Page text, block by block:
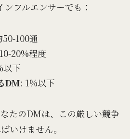
フルエンサーでも：
100通
20%程度
以下
DM: 1%以下
たのDMは、この厳しい競争
いけません。